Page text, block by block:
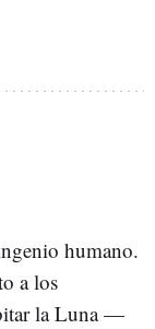
humano.
a los
la Luna —